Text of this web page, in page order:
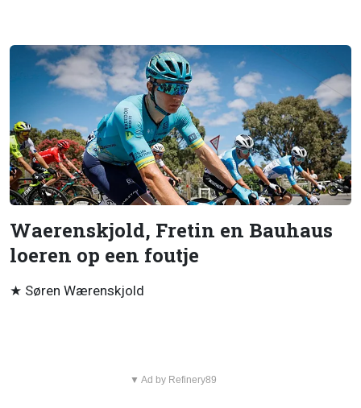
Waerenskjold, Fretin en Bauhaus
loeren op een foutje
★ Søren Wærenskjold
▼ Ad by Refinery89